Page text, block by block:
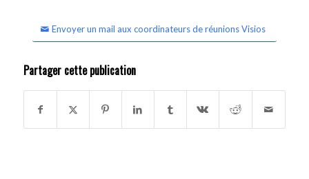
Envoyer un mail aux coordinateurs de réunions Visios
Partager cette publication